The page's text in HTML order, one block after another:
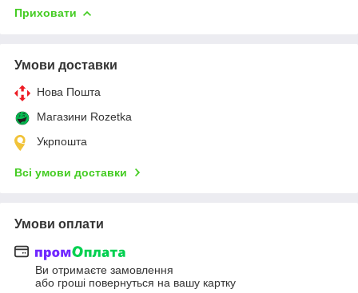
Приховати
Умови доставки
Нова Пошта
Магазини Rozetka
Укрпошта
Всі умови доставки
Умови оплати
Ви отримаєте замовлення
або гроші повернуться на вашу картку